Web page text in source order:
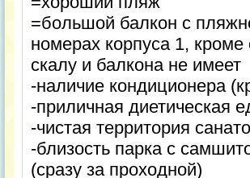
=большой балкон с
номерах корпуса 1,
скалу и балкона не имеет
-наличие кондиционера
-приличная диетическая
-чистая территория
-близость парка с
(сразу за проходной)